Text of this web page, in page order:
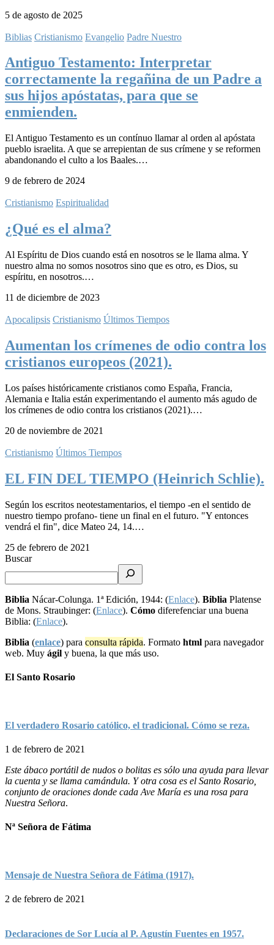
5 de agosto de 2025
Biblias Cristianismo Evangelio Padre Nuestro
Antiguo Testamento: Interpretar
correctamente la regañina de un Padre a
sus hijos apóstatas, para que se
enmienden.
El Antiguo Testamento es un contínuo llamar al orden al apóstata
pueblo israelita. A que se arrepientan de sus crímene y se reformen
abandonando el culto a los Baales.…
9 de febrero de 2024
Cristianismo Espiritualidad
¿Qué es el alma?
Al Espíritu de Dios cuando está en nosotros se le llama alma. Y
nuestro alma no somos nosotros sino que es otro, es Dios, su
espíritu, en nosotros.…
11 de diciembre de 2023
Apocalipsis Cristianismo Últimos Tiempos
Aumentan los crímenes de odio contra los
cristianos europeos (2021).
Los países históricamente cristianos como España, Francia,
Alemania e Italia están experimentando el aumento más agudo de
los crímenes de odio contra los cristianos (2021).…
20 de noviembre de 2021
Cristianismo Últimos Tiempos
EL FIN DEL TIEMPO (Heinrich Schlie).
Según los escritos neotestamentarios, el tiempo -en el sentido de
nuestro tiempo profano- tiene un final en el futuro. "Y entonces
vendrá el fin", dice Mateo 24, 14.…
25 de febrero de 2021
Buscar
Biblia Nácar-Colunga. 1ª Edición, 1944: (Enlace). Biblia Platense
de Mons. Straubinger: (Enlace). Cómo diferefenciar una buena
Biblia: (Enlace).
Biblia (enlace) para consulta rápida. Formato html para navegador
web. Muy ágil y buena, la que más uso.
El Santo Rosario
El verdadero Rosario católico, el tradicional. Cómo se reza.
1 de febrero de 2021
Este ábaco portátil de nudos o bolitas es sólo una ayuda para llevar
la cuenta y se llama camándula. Y otra cosa es el Santo Rosario,
conjunto de oraciones donde cada Ave María es una rosa para
Nuestra Señora.
Nª Señora de Fátima
Mensaje de Nuestra Señora de Fátima (1917).
2 de febrero de 2021
Declaraciones de Sor Lucía al P. Agustín Fuentes en 1957.